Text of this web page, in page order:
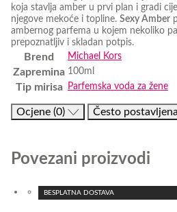
koja stavlja amber u prvi plan i gradi
njegove mekoće i topline. Sexy Amber
ambernog parfema u kojem nekoliko
prepoznatljiv i skladan potpis.
Brend Michael Kors
Zapremina 100ml
Tip mirisa Parfemska voda za žene
Ocjene (0) Često
Povezani proizvodi
BESPLATNA DOSTAVA